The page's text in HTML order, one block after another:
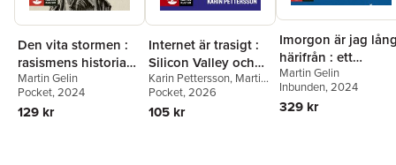
Den vita stormen :
rasismens historia
och USA:s fall
Martin Gelin
Pocket, 2024
129 kr
Internet är trasigt :
Silicon Valley och
demokratins kris
Karin Pettersson, Martin
Gelin
Pocket, 2026
105 kr
Imorgon är jag
härifrån : ett
avskedsbrev till
Martin Gelin
Inbunden, 2024
329 kr